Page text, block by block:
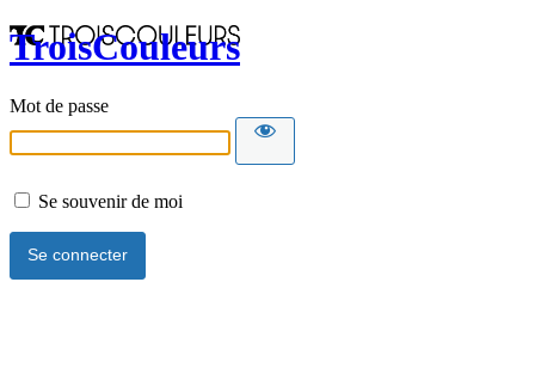
TroisCouleurs
Mot de passe
Se souvenir de moi